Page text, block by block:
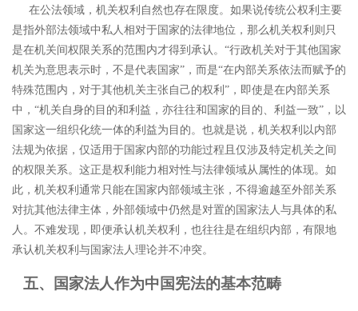
在公法领域，机关权利自然也存在限度。如果说传统公权利主要
是指外部法领域中私人相对于国家的法律地位，那么机关权利则只
是在机关间权限关系的范围内才得到承认。 “行政机关对于其他国家
机关为意思表示时，不是代表国家”，而是“在内部关系依法而赋予的
特殊范围内，对于其他机关主张自己的权利”，即使是在内部关系
中，“机关自身的目的和利益，亦往往和国家的目的、利益一致”，以
国家这一组织化统一体的利益为目的。 也就是说，机关权利以内部
法规为依据，仅适用于国家内部的功能过程且仅涉及特定机关之间
的权限关系。这正是权利能力相对性与法律领域从属性的体现。如
此，机关权利通常只能在国家内部领域主张，不得逾越至外部关系
对抗其他法律主体，外部领域中仍然是对置的国家法人与具体的私
人。 不难发现，即便承认机关权利，也往往是在组织内部，有限地
承认机关权利与国家法人理论并不冲突。
五、国家法人作为中国宪法的基本范畴